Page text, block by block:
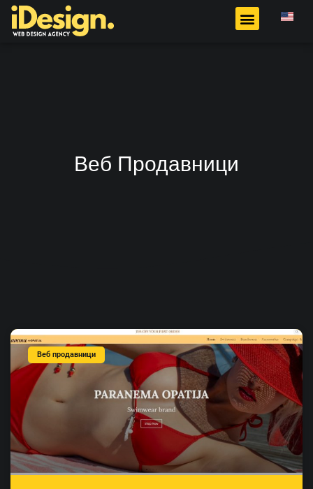
Веб Продавници
Веб продавници